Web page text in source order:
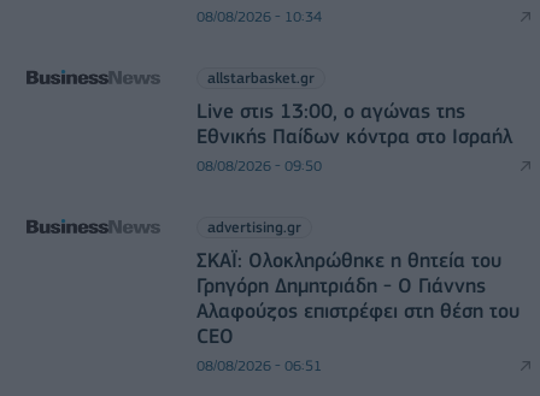
08/08/2026 - 10:34
allstarbasket.gr
Live στις 13:00, ο αγώνας της
Εθνικής Παίδων κόντρα στο Ισραήλ
08/08/2026 - 09:50
advertising.gr
ΣΚΑΪ: Ολοκληρώθηκε η θητεία του
Γρηγόρη Δημητριάδη - Ο Γιάννης
Αλαφούζος επιστρέφει στη θέση του
CEO
08/08/2026 - 06:51